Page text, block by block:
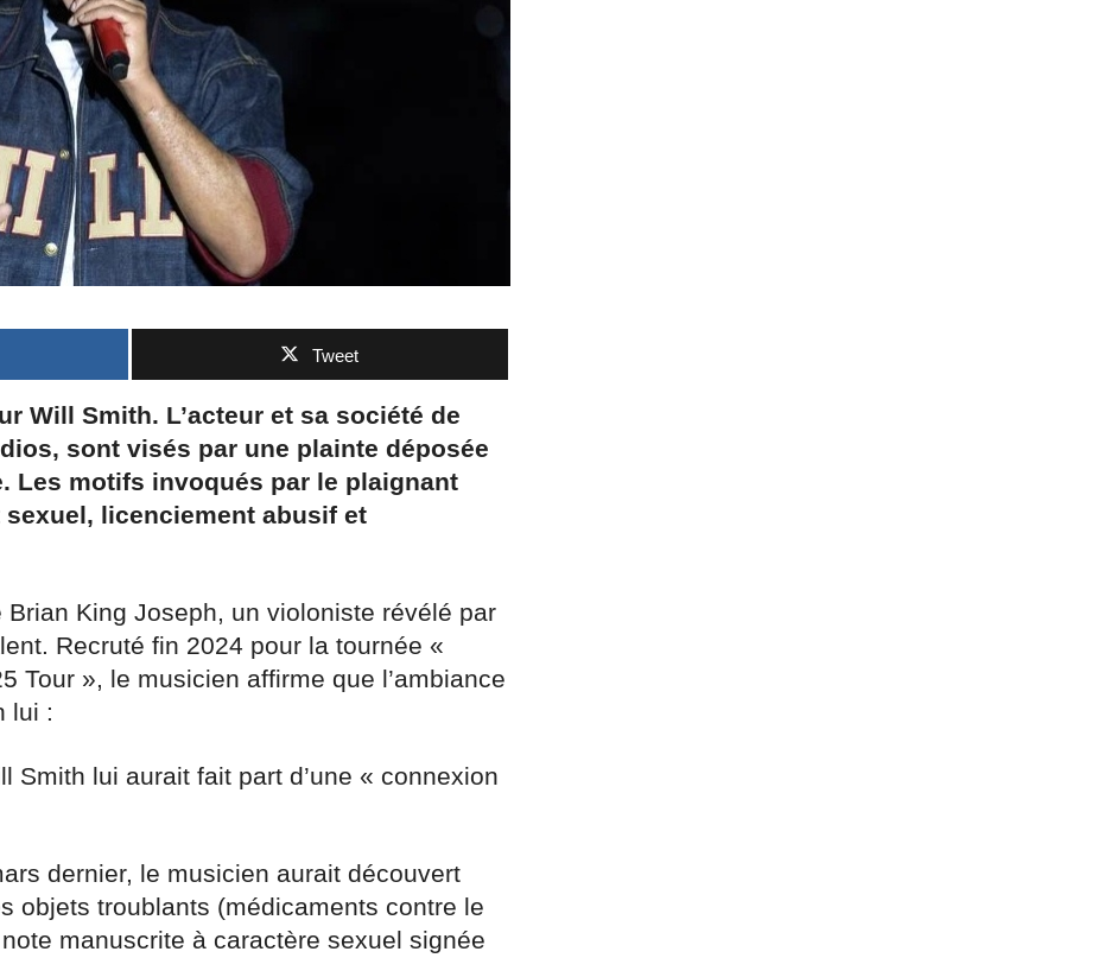
Tweet
Will Smith. L’acteur et sa société de
sont visés par une plainte déposée
Les motifs invoqués par le plaignant
licenciement abusif et
Brian King Joseph, un violoniste révélé par
Recruté fin 2024 pour la tournée «
Tour », le musicien affirme que l’ambiance
lui :
Smith lui aurait fait part d’une « connexion
dernier, le musicien aurait découvert
objets troublants (médicaments contre le
manuscrite à caractère sexuel signée